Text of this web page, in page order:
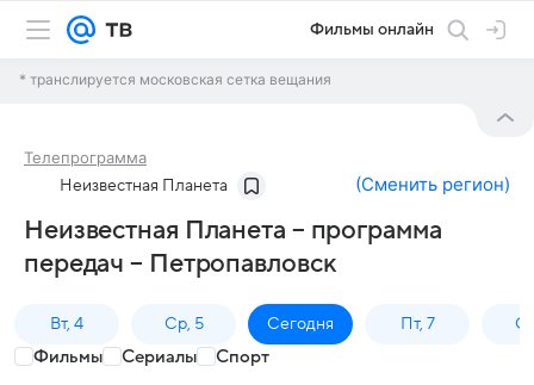
Фильмы онлайн
* транслируется московская сетка вещания
Телепрограмма
Неизвестная Планета (Сменить регион)
Неизвестная Планета – программа
передач – Петропавловск
Вт, 4 Ср, 5 Сегодня Пт, 7
Фильмы Сериалы Спорт